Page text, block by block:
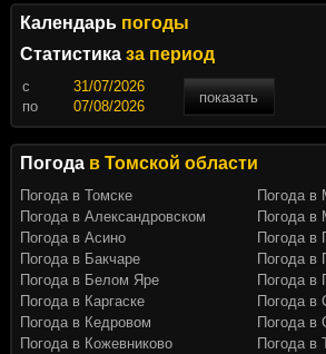
Календарь погоды
Статистика за период
c
показать
по
Погода в Томской области
Погода в Томске
Погода в Александровском
Погода в Асино
Погода в Бакчаре
Погода в Белом Яре
Погода в Каргаске
Погода в Кедровом
Погода в Кожевниково
Погода в
Погода в
Погода в
Погода в
Погода в
Погода в
Погода в
Погода в